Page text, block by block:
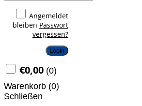
Angemeldet
bleiben Passwort
vergessen?
Login
€0,00 (0)
Warenkorb (0)
Schließen